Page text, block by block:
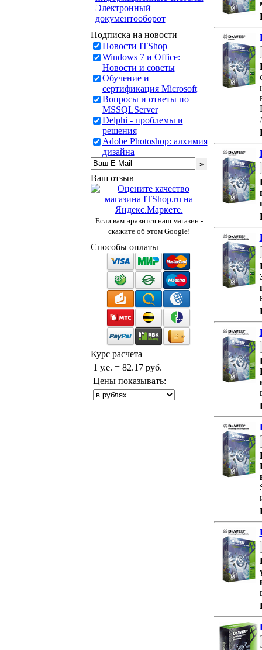
Электронный
документооборот
Подписка на новости
Новости ITShop
Windows 7 и Office:
Новости и советы
Обучение и
сертификация Microsoft
Вопросы и ответы по
MSSQLServer
Delphi - проблемы и
решения
Adobe Photoshop: алхимия
дизайна
Ваш отзыв
Если вам нравится наш магазин -
скажите об этом Google!
Способы оплаты
Курс расчета
1 у.е. = 82.17 руб.
Цены показывать: